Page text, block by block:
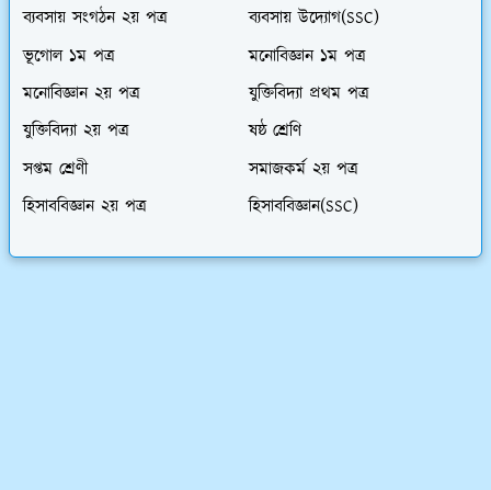
ব্যবসায় সংগঠন ২য় পত্র
ব্যবসায় উদ্যোগ(SSC)
ভূগোল ১ম পত্র
মনোবিজ্ঞান ১ম পত্র
মনোবিজ্ঞান ২য় পত্র
যুক্তিবিদ্যা প্রথম পত্র
যুক্তিবিদ্যা ২য় পত্র
ষষ্ঠ শ্রেণি
সপ্তম শ্রেণী
সমাজকর্ম ২য় পত্র
হিসাববিজ্ঞান ২য় পত্র
হিসাববিজ্ঞান(SSC)